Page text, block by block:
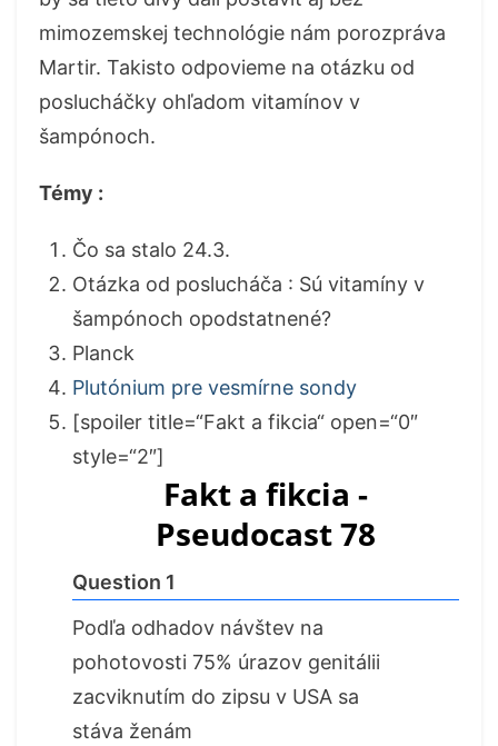
mimozemskej technológie nám porozpráva
Martir. Takisto odpovieme na otázku od
poslucháčky ohľadom vitamínov v
šampónoch.
Témy :
Čo sa stalo 24.3.
Otázka od poslucháča : Sú vitamíny v
šampónoch opodstatnené?
Planck
Plutónium pre vesmírne sondy
[spoiler title=“Fakt a fikcia“ open=“0″
style=“2″]
Fakt a fikcia -
Pseudocast 78
Question 1
Podľa odhadov návštev na
pohotovosti 75% úrazov genitálii
zacviknutím do zipsu v USA sa
stáva ženám